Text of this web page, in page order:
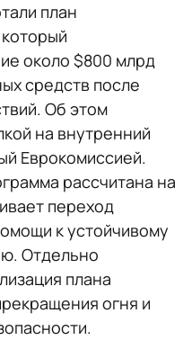
план
около $800 млрд
средств после
Об этом
на внутренний
Еврокомиссией.
рассчитана на
переход
к устойчивому
Отдельно
плана
огня и